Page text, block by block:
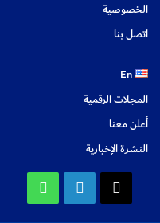
الخصوصية
اتصل بنا
En
المجلات الرقمية
أعلن معنا
النشرة الإخبارية
لينكدإن